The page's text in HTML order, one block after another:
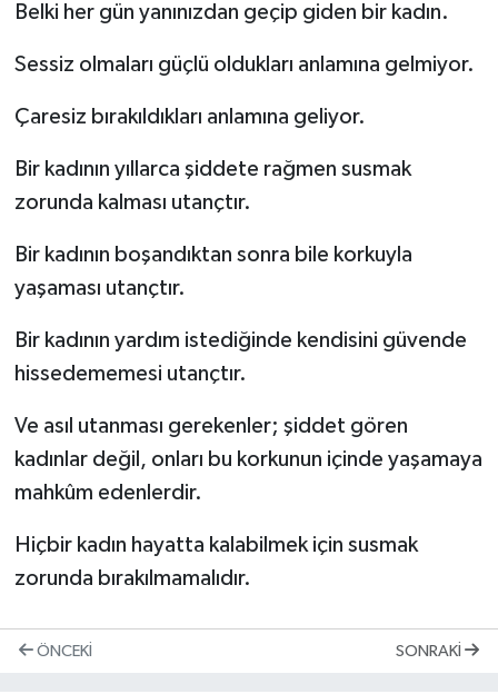
Belki her gün yanınızdan geçip giden bir kadın.
Sessiz olmaları güçlü oldukları anlamına gelmiyor.
Çaresiz bırakıldıkları anlamına geliyor.
Bir kadının yıllarca şiddete rağmen susmak
zorunda kalması utançtır.
Bir kadının boşandıktan sonra bile korkuyla
yaşaması utançtır.
Bir kadının yardım istediğinde kendisini güvende
hissedememesi utançtır.
Ve asıl utanması gerekenler; şiddet gören
kadınlar değil, onları bu korkunun içinde yaşamaya
mahkûm edenlerdir.
Hiçbir kadın hayatta kalabilmek için susmak
zorunda bırakılmamalıdır.
ÖNCEKI SONRAKI